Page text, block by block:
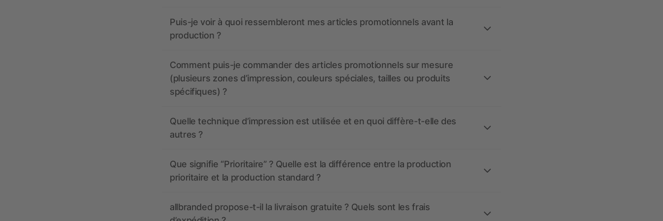
Puis-je voir à quoi ressembleront mes articles promotionnels avant la
production ?
Comment puis-je commander des articles promotionnels sur mesure
(plusieurs zones d’impression, couleurs spéciales, tailles ou produits
spécifiques) ?
Quelle technique d’impression est utilisée et en quoi diffère-t-elle des
autres ?
Que signifie “Prioritaire” ? Quelle est la différence entre la production
prioritaire et la production standard ?
allbranded propose-t-il la livraison gratuite ? Quels sont les frais